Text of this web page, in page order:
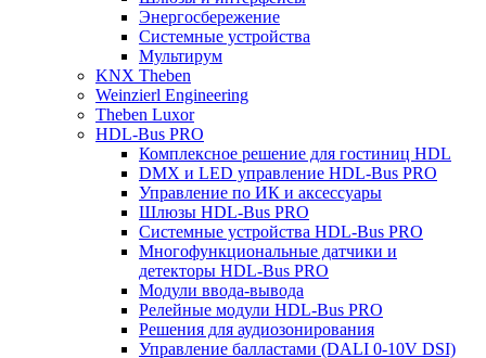
Энергосбережение
Системные устройства
Мультирум
KNX Theben
Weinzierl Engineering
Theben Luxor
HDL-Bus PRO
Комплексное решение для гостиниц HDL
DMX и LED управление HDL-Bus PRO
Управление по ИК и аксессуары
Шлюзы HDL-Bus PRO
Системные устройства HDL-Bus PRO
Многофункциональные датчики и
детекторы HDL-Bus PRO
Модули ввода-вывода
Релейные модули HDL-Bus PRO
Решения для аудиозонирования
Управление балластами (DALI 0-10V DSI)